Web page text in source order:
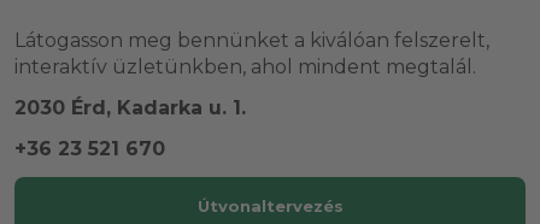
Látogasson meg bennünket a kiválóan felszerelt,
interaktív üzletünkben, ahol mindent megtalál.
2030 Érd, Kadarka u. 1.
+36 23 521 670
Útvonaltervezés